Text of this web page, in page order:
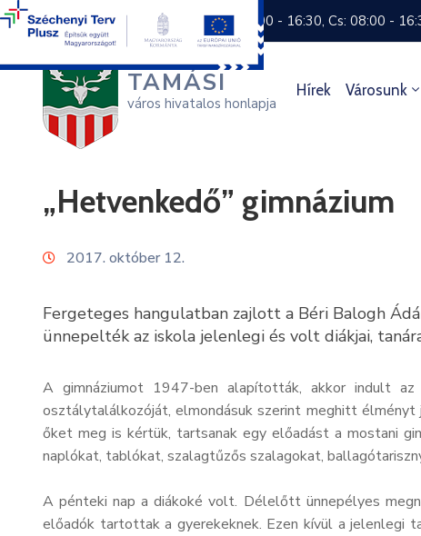
+36 74 570 800 H: 8:00 - 16:30, Cs: 08:00 -
TAMÁSI
város hivatalos honlapja
Hírek Városunk
„Hetvenkedő” gimnázium
2017. október 12.
Fergeteges hangulatban zajlott a Béri Balogh
ünnepelték az iskola jelenlegi és volt diákjai,
A gimnáziumot 1947-ben alapították, akkor indult
osztálytalálkozóját, elmondásuk szerint meghitt
őket meg is kértük, tartsanak egy előadást a mostani
naplókat, tablókat, szalagtűzős szalagokat,
A pénteki nap a diákoké volt. Délelőtt ünnepélyes
előadók tartottak a gyerekeknek. Ezen kívül a jelenlegi